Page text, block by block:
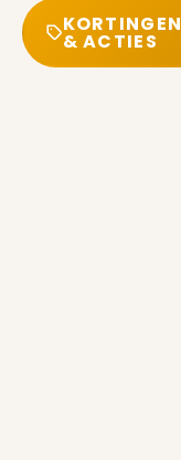
KORTINGEN
& ACTIES